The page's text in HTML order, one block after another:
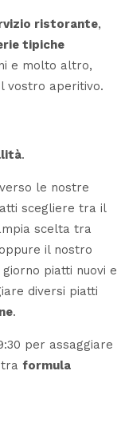
ristorante,
tipiche
e molto altro,
vostro aperitivo.
.
le nostre
scegliere tra il
scelta tra
il nostro
piatti nuovi e
diversi piatti
.
per assaggiare
formula